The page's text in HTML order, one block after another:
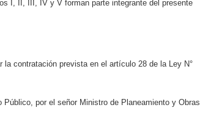
I, II, III, IV y V forman parte integrante del presente
contratación prevista en el artículo 28 de la Ley N°
por el señor Ministro de Planeamiento y Obras